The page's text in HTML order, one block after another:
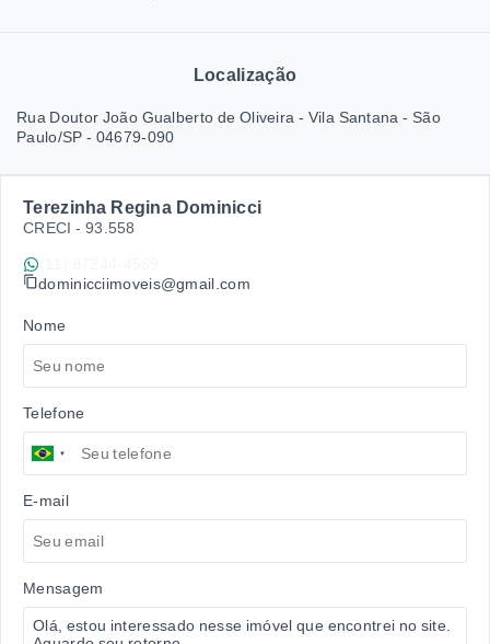
Localização
Rua Doutor João Gualberto de Oliveira - Vila Santana - São
Paulo/SP - 04679-090
Terezinha Regina Dominicci
CRECI - 93.558
dominicciimoveis@gmail.com
Nome
Telefone
E-mail
Mensagem